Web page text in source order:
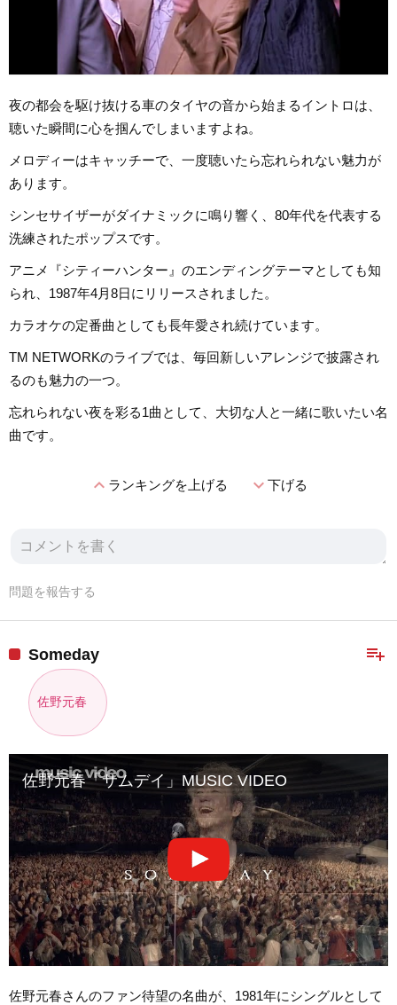
夜の都会を駆け抜ける車のタイヤの音から始まるイントロは、
聴いた瞬間に心を掴んでしまいますよね。
メロディーはキャッチーで、一度聴いたら忘れられない魅力が
あります。
シンセサイザーがダイナミックに鳴り響く、80年代を代表する
洗練されたポップスです。
アニメ『シティーハンター』のエンディングテーマとしても知
られ、1987年4月8日にリリースされました。
カラオケの定番曲としても長年愛され続けています。
TM NETWORKのライブでは、毎回新しいアレンジで披露され
るのも魅力の一つ。
忘れられない夜を彩る1曲として、大切な人と一緒に歌いたい名
曲です。
expand_lessランキングを上げる expand_more下げる
問題を報告する
playlist_add
Someday
佐野元春
佐野元春「サムデイ」MUSIC VIDEO
佐野元春さんのファン待望の名曲が、1981年にシングルとして